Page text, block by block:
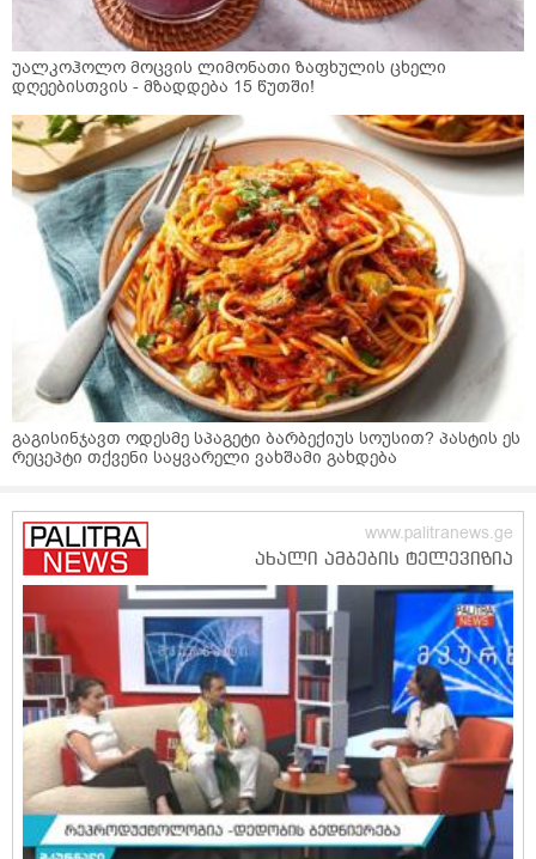
უალკოჰოლო მოცვის ლიმონათი ზაფხულის ცხელი
დღეებისთვის - მზადდება 15 წუთში!
გაგისინჯავთ ოდესმე სპაგეტი ბარბექიუს სოუსით? პასტის ეს
რეცეპტი თქვენი საყვარელი ვახშამი გახდება